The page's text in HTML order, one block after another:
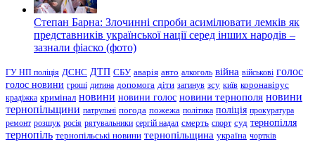
Степан Барна: Злочинні спроби асимілювати лемків як
представників української нації серед інших народів –
зазнали фіаско (фото)
ГУ НП поліція ДСНС ДТП СБУ аварія авто алкоголь війна військові голос
голос новини гроші дитина допомога діти загинув зсу київ коронавірус
крадіжка кримінал новини новини голос новини тернополя новини
тернопільщини патрульні погода пожежа політика поліція прокуратура
ремонт розшук росія рятувальники сергій надал смерть спорт суд тернопілля
тернопіль тернопільські новини тернопільщина україна чортків